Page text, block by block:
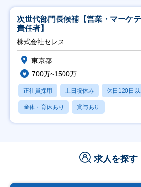
次世代部門長候補【営業・マーケ
責任者】
株式会社セレス
東京都
700万~1500万
正社員採用 土日祝休み 休日120日以
産休・育休あり 賞与あり
求人を探す